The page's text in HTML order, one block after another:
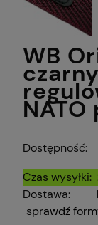
WB
Dostępność:
Czas wysyłki:
Dostawa:
sprawdź